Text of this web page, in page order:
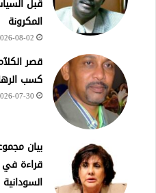
المكرونة
08-02
قصر
كسب
07-30
بيان
قراءة في